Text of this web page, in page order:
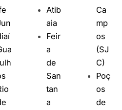
Atib
aia
Feir
a
de
San
tan
a
Ca
mp
os
(SJ
C)
Poç
os
de